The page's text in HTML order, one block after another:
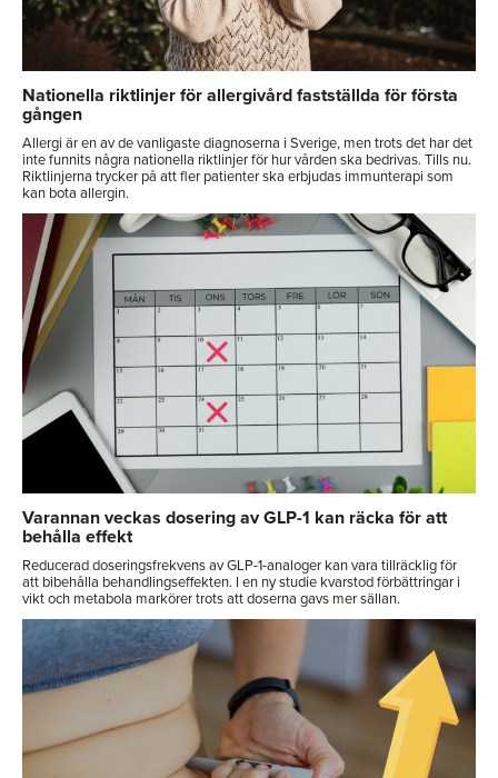
Nationella riktlinjer för allergivård fastställda för första
gången
Allergi är en av de vanligaste diagnoserna i Sverige, men trots det har det
inte funnits några nationella riktlinjer för hur vården ska bedrivas. Tills nu.
Riktlinjerna trycker på att fler patienter ska erbjudas immunterapi som
kan bota allergin.
Varannan veckas dosering av GLP-1 kan räcka för att
behålla effekt
Reducerad doseringsfrekvens av GLP-1-analoger kan vara tillräcklig för
att bibehålla behandlingseffekten. I en ny studie kvarstod förbättringar i
vikt och metabola markörer trots att doserna gavs mer sällan.